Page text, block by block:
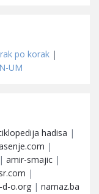
po korak |
N-UM
hadisa |
|
| amir-smajic |
|
d-o.org | namaz.ba